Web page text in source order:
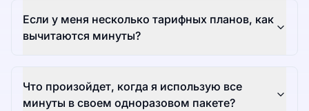
Если у меня несколько тарифных планов, как
вычитаются минуты?
Что произойдет, когда я использую все
минуты в своем одноразовом пакете?